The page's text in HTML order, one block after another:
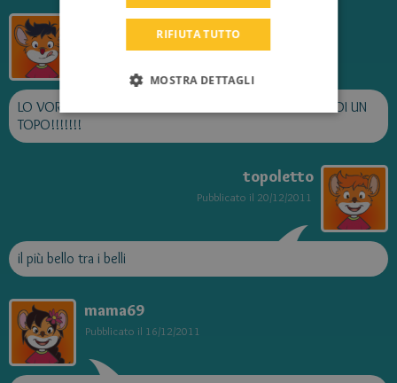
checcotopo
LO VORREI AVERE.M'IMMAGINO ROBIN HOOD NEI PANNI DI UN
TOPO!!!!!!!
topoletto
Pubblicato il 20/12/2011
il più bello tra i belli
mama69
Pubblicato il 16/12/2011
DUTCH
RIFIUTA TUTTO
MOSTRA DETTAGLI